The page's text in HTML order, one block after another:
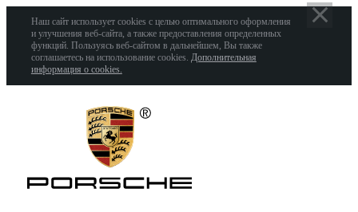
Наш сайт использует cookies с целью оптимального оформления
и улучшения веб-сайта, а также предоставления определенных
функций. Пользуясь веб-сайтом в дальнейшем, Вы также
соглашаетесь на использование cookies. Дополнительная
информация о cookies.